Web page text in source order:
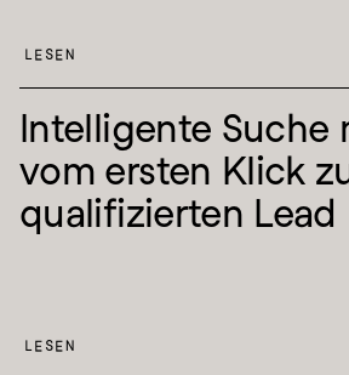
LESEN
Intelligente Suche
vom ersten Klick
qualifizierten Lead
LESEN